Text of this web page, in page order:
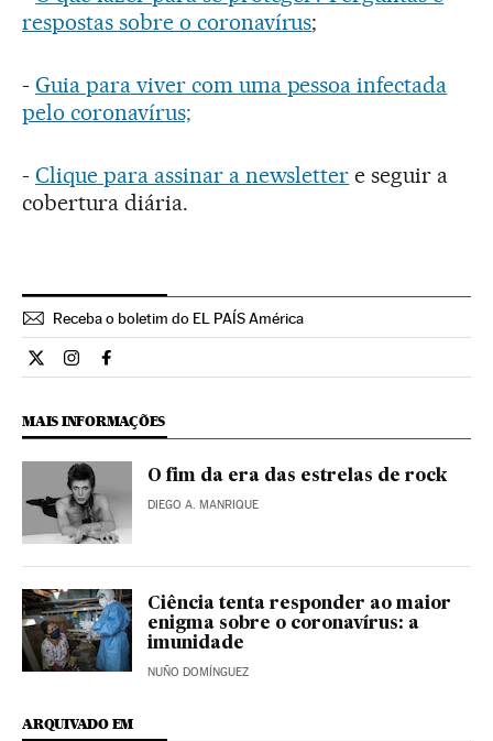
respostas sobre o coronavírus;
- Guia para viver com uma pessoa infectada
pelo coronavírus;
- Clique para assinar a newsletter e seguir a
cobertura diária.
Receba o boletim do EL PAÍS América
Cultura El País Brasil en Twitter
Cultura El País Brasil en Instagram
Cultura El País Brasil en Facebook
MAIS INFORMAÇÕES
O fim da era das estrelas de rock
DIEGO A. MANRIQUE
Ciência tenta responder ao maior
enigma sobre o coronavírus: a
imunidade
NUÑO DOMÍNGUEZ
ARQUIVADO EM